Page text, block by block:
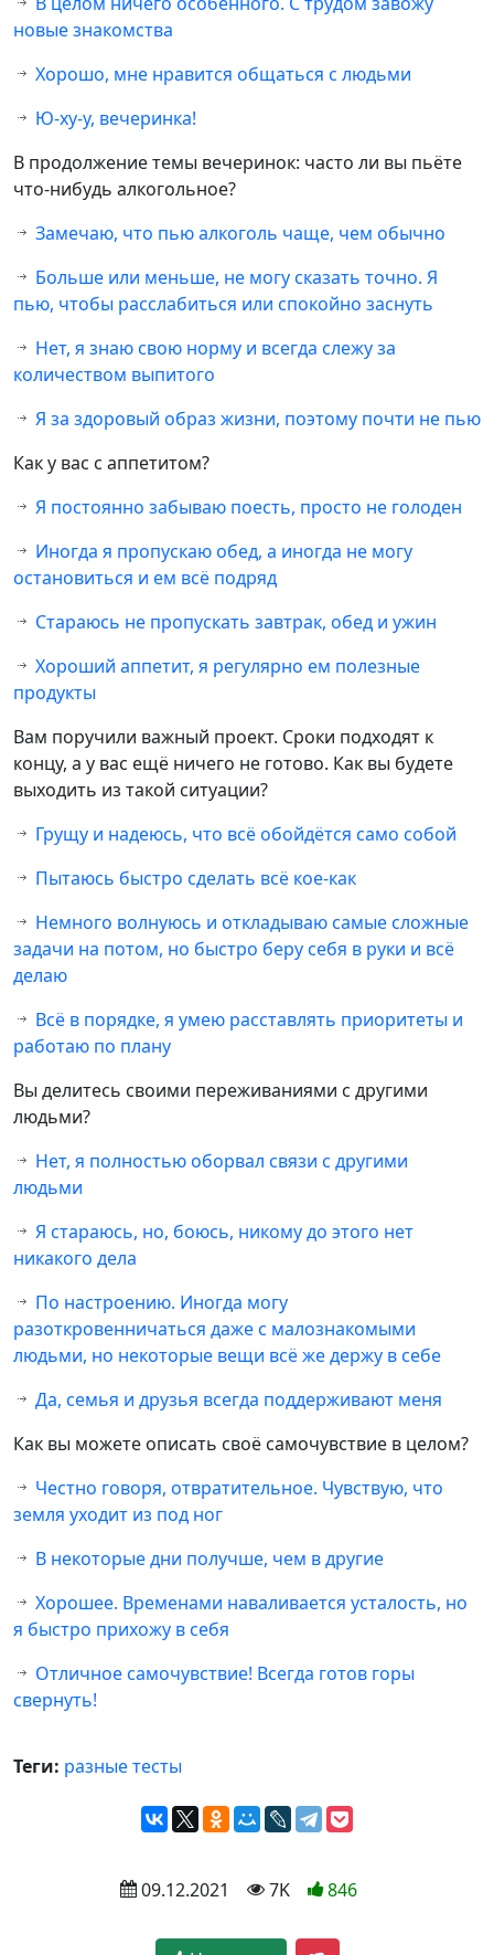
новые знакомства
Хорошо, мне нравится общаться с людьми
Ю-ху-у, вечеринка!
В продолжение темы вечеринок: часто ли вы пьёте
что-нибудь алкогольное?
Замечаю, что пью алкоголь чаще, чем обычно
Больше или меньше, не могу сказать точно. Я
пью, чтобы расслабиться или спокойно заснуть
Нет, я знаю свою норму и всегда слежу за
количеством выпитого
Я за здоровый образ жизни, поэтому почти не пью
Как у вас с аппетитом?
Я постоянно забываю поесть, просто не голоден
Иногда я пропускаю обед, а иногда не могу
остановиться и ем всё подряд
Стараюсь не пропускать завтрак, обед и ужин
Хороший аппетит, я регулярно ем полезные
продукты
Вам поручили важный проект. Сроки подходят к
концу, а у вас ещё ничего не готово. Как вы будете
выходить из такой ситуации?
Грущу и надеюсь, что всё обойдётся само собой
Пытаюсь быстро сделать всё кое-как
Немного волнуюсь и откладываю самые сложные
задачи на потом, но быстро беру себя в руки и всё
делаю
Всё в порядке, я умею расставлять приоритеты и
работаю по плану
Вы делитесь своими переживаниями с другими
людьми?
Нет, я полностью оборвал связи с другими
людьми
Я стараюсь, но, боюсь, никому до этого нет
никакого дела
По настроению. Иногда могу
разоткровенничаться даже с малознакомыми
людьми, но некоторые вещи всё же держу в себе
Да, семья и друзья всегда поддерживают меня
Как вы можете описать своё самочувствие в целом?
Честно говоря, отвратительное. Чувствую, что
земля уходит из под ног
В некоторые дни получше, чем в другие
Хорошее. Временами наваливается усталость, но
я быстро прихожу в себя
Отличное самочувствие! Всегда готов горы
свернуть!
Теги: разные тесты
09.12.2021 7K 846